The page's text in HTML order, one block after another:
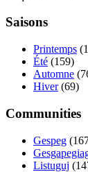
Saisons
Printemps
Été (159)
Automne
Hiver(69)
Communities
Gespeg
Listuguj